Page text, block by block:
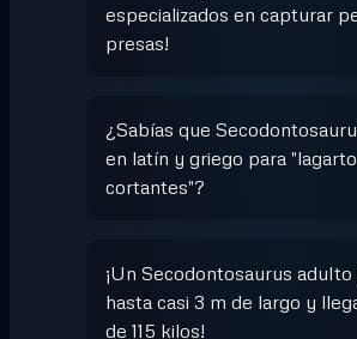
especializados en capturar
presas!
¿Sabías que
en latín y griego para
cortantes"?
¡Un Secodontosaurus
hasta casi 3 m de largo y
de 115 kilos!